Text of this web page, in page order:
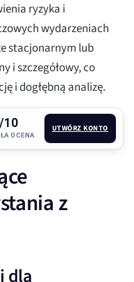
ryzyka i
wydarzeniach
stacjonarnym lub
i szczegółowy, co
i dogłębną analizę.
10
OCENA
UTWÓRZ KONTO
z
dla